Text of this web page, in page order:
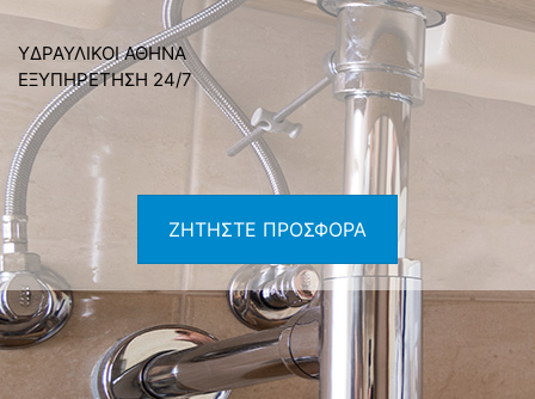
ΥΔΡΑΥΛΙΚΟΙ ΑΘΗΝΑ
ΕΞΥΠΗΡΕΤΗΣΗ 24/7
ΖΗΤΗΣΤΕ ΠΡΟΣΦΟΡΑ